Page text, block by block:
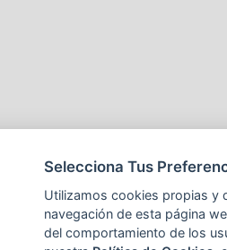
Selecciona Tus
Utilizamos cookies propias y
navegación de esta página
del comportamiento de los